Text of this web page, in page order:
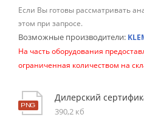
Если Вы готовы рассматривать
этом при запросе.
Возможные производители:
На часть оборудования
ограниченная количеством на
Дилерский
390,2 кб